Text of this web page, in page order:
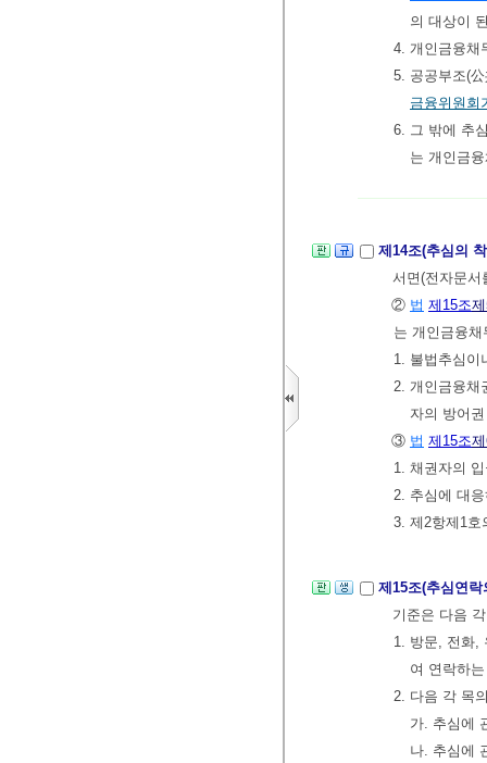
의 대상이
4. 개인금융채
5. 공공부조(
금융위원회
6. 그 밖에 추
는 개인금
제14조(추심의
서면(전자문
② 법 제15조
는 개인금융
1. 불법추심이
2. 개인금융채
자의 방어
③ 법 제15조
1. 채권자의
2. 추심에 대
3. 제2항제1호
제15조(추심연
기준은 다음
1. 방문, 전화,
여 연락하
2. 다음 각 목
가. 추심에
나. 추심에